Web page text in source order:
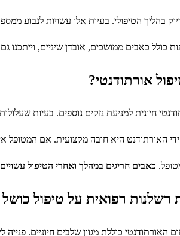
בהליך הטיפולי. בעיות אלו עשויות לנבוע
כולל כאבים ממושכים, אובדן שיניים, וייתכנו
אורתודנטי?
חיונית למניעת נזקים נוספים. בעיות
ידי האורתודנט היא חובה מקצועית. אם המטופל
כאבים חריגים במהלך ואחרי הטיפול
רפואית על טיפול כושל
כוללת מגוון שלבים חיוניים.